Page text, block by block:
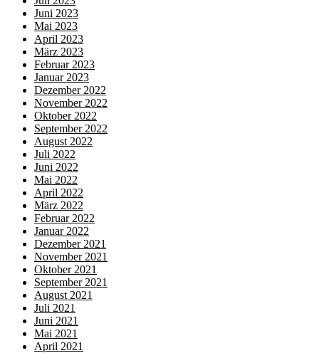
Juni 2023
Mai 2023
April 2023
März 2023
Februar 2023
Januar 2023
Dezember 2022
November 2022
Oktober 2022
September 2022
August 2022
Juli 2022
Juni 2022
Mai 2022
April 2022
März 2022
Februar 2022
Januar 2022
Dezember 2021
November 2021
Oktober 2021
September 2021
August 2021
Juli 2021
Juni 2021
Mai 2021
April 2021